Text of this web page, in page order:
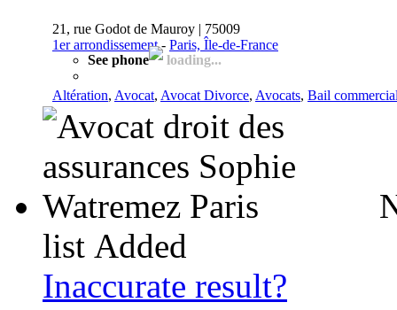
21, rue Godot de Mauroy | 75009
1er arrondissement- Paris, Île-de-France
See phone
loading...
Altération, Avocat, Avocat Divorce, Avocats, Bail
list Added
Inaccurate result?